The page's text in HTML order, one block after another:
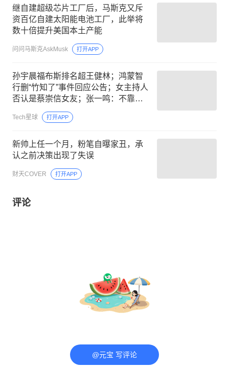
继自建超级芯片工厂后，马斯克又斥
资百亿自建太阳能电池工厂，此举将
数十倍提升美国本土产能
问问马斯克AskMusk 打开APP
孙宇晨福布斯排名超王健林；鸿蒙智
行删“竹知了”事件回应公告；女主持人
否认是蔡崇信女友；张一鸣：不靠蒸
馏提升AI模型｜Tech周报
Tech星球 打开APP
新帅上任一个月，粉笔自曝家丑，承
认之前决策出现了失误
财天COVER 打开APP
评论
@元宝 写评论